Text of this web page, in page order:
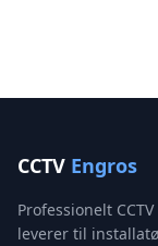
CCTV Engros
Professionelt
leverer til